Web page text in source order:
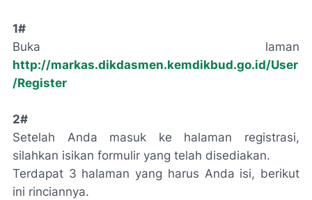
1#
Buka laman
http://markas.dikdasmen.kemdikbud.go.id/User
/Register
2#
Setelah Anda masuk ke halaman registrasi,
silahkan isikan formulir yang telah disediakan.
Terdapat 3 halaman yang harus Anda isi, berikut
ini rinciannya.